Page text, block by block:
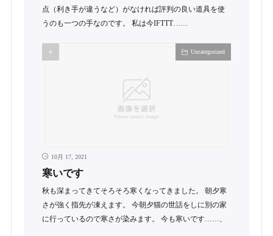
点（利き手が違うなど）がなければ評判の良い道具を使
うのも一つの手なのです。 私は今IFTTT……
Uncategorized
10月 17, 2021
寒いです
秋も深まってきてそろそろ寒くなってきました。 朝夕寒
さが強く指先が凍えます。 今朝夕猫の世話をしに別の家
に行っているので寒さが染みます。 今も寒いです……、